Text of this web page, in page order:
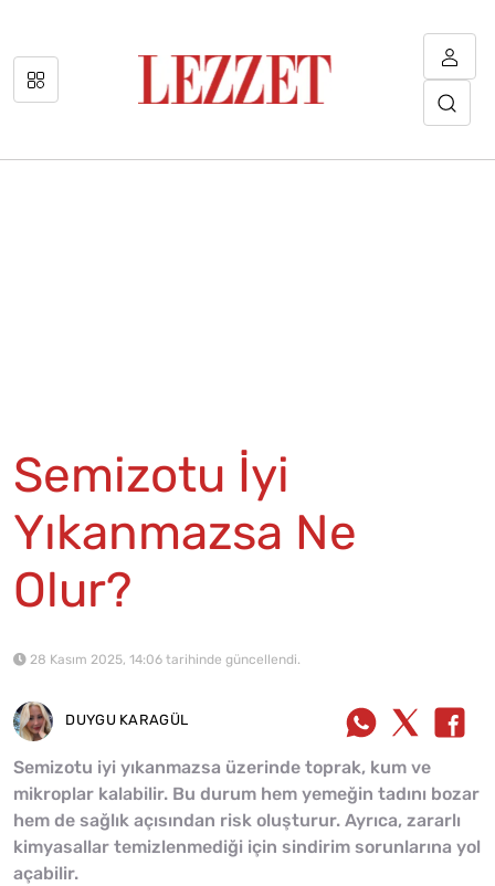
Semizotu İyi
Yıkanmazsa Ne
Olur?
28 Kasım 2025, 14:06 tarihinde güncellendi.
DUYGU KARAGÜL
Semizotu iyi yıkanmazsa üzerinde toprak, kum ve
mikroplar kalabilir. Bu durum hem yemeğin tadını bozar
hem de sağlık açısından risk oluşturur. Ayrıca, zararlı
kimyasallar temizlenmediği için sindirim sorunlarına yol
açabilir.